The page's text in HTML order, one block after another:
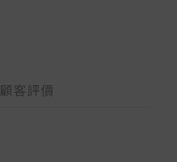
顧客評價